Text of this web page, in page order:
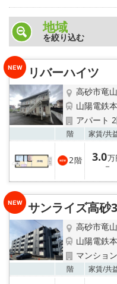
カップル向けの部屋を探
敷金礼金0円の部屋を探す
都市ガス&オール電化の
ネット無料の部屋を探す
☆新築物件☆
☆インターネット無料
☆敷金·礼金0円物件☆
路線·駅から探す
地域から探す
地域
を絞り込む
リバーハイツ
高砂市竜
山陽電鉄
アパート
階 家賃/共
2階 3.0万
－
サンライズ高砂
高砂市竜
山陽電鉄
マンショ
階 家賃/共